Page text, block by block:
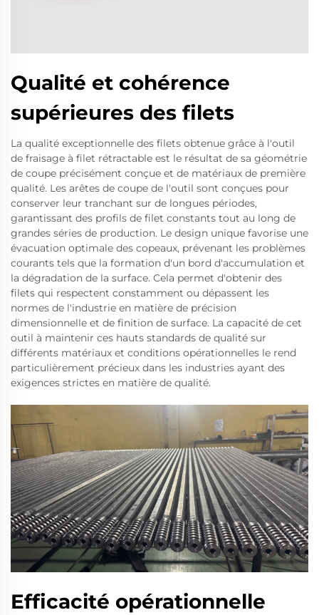
Qualité et cohérence
supérieures des filets
La qualité exceptionnelle des filets obtenue grâce à l'outil
de fraisage à filet rétractable est le résultat de sa géométrie
de coupe précisément conçue et de matériaux de première
qualité. Les arêtes de coupe de l'outil sont conçues pour
conserver leur tranchant sur de longues périodes,
garantissant des profils de filet constants tout au long de
grandes séries de production. Le design unique favorise une
évacuation optimale des copeaux, prévenant les problèmes
courants tels que la formation d'un bord d'accumulation et
la dégradation de la surface. Cela permet d'obtenir des
filets qui respectent constamment ou dépassent les
normes de l'industrie en matière de précision
dimensionnelle et de finition de surface. La capacité de cet
outil à maintenir ces hauts standards de qualité sur
différents matériaux et conditions opérationnelles le rend
particulièrement précieux dans les industries ayant des
exigences strictes en matière de qualité.
Efficacité opérationnelle